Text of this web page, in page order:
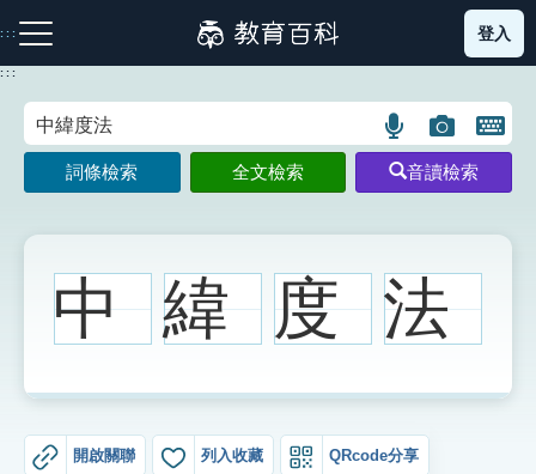
到
主
:::
注音索引圖示 筆畫索引圖示 部首索引表圖示
生字詞彙表
登入
:::
語
言
搜
示
圖
片
搜
示
開
鍵
圖
詞條檢索 全文檢索 音讀檢索
中 緯 度 法
開啟關聯 列入收藏 QRcode分享